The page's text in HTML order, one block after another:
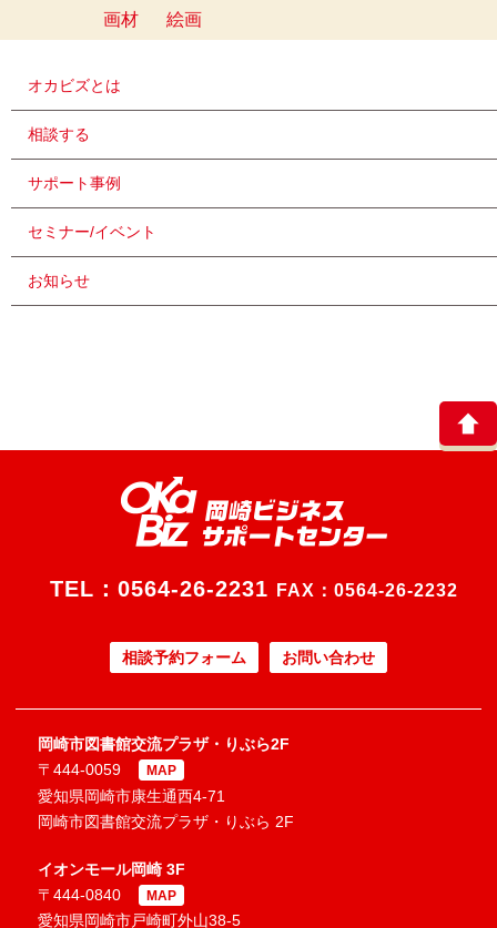
画材
絵画
オカビズとは
相談する
サポート事例
セミナー/イベント
お知らせ
TEL： 0564-26-2231 FAX：0564-26-2232
相談予約フォーム お問い合わせ
岡崎市図書館交流プラザ・りぶら2F
〒444-0059
MAP
愛知県岡崎市康生通西4-71
岡崎市図書館交流プラザ・りぶら 2F
イオンモール岡崎 3F
〒444-0840
MAP
愛知県岡崎市戸崎町外山38-5